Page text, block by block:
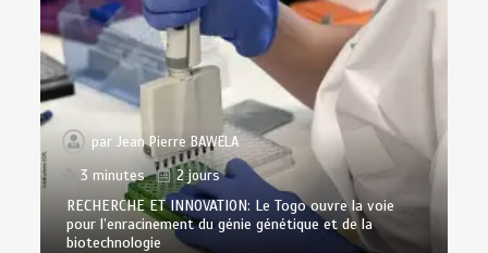
parJean Pierre BAWELA
3 minutes
2 jours
RECHERCHE ET INNOVATION: Le Togo ouvre la voie
pour l’enracinement du génie génétique et de la
biotechnologie